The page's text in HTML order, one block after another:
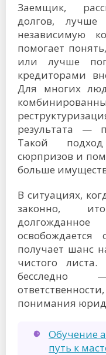
Заемщик,
долгов, лучше
независимую
помогает
или лучше
кредиторами
Для многих
результата —
Такой
сюрпризов и
больше
В ситуациях,
законно,
освобождается
получает шанс
чистого
бесследно
понимания
Обучение
путь к